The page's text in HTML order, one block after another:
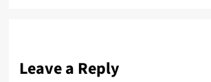
Leave a Reply